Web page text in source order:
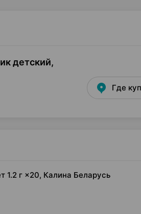
детский,
Где
1.2 г ×20, Калина Беларусь